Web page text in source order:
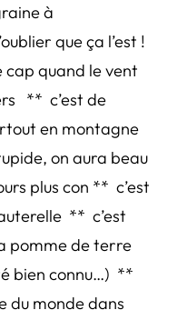
à
que ça l’est !
quand le vent
** c’est de
en montagne
on aura beau
plus con ** c’est
** c’est
pomme de terre
bien connu…) **
du monde dans